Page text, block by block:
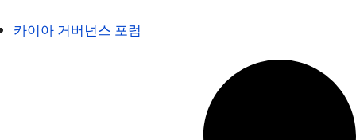
카이아 거버넌스 포럼